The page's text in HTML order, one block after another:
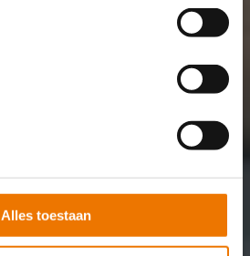
Alles toestaan